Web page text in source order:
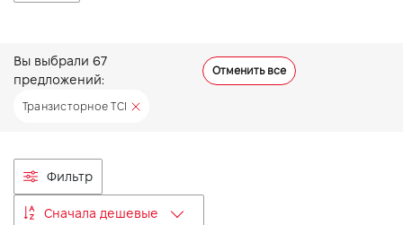
Вы выбрали 67
предложений:
Отменить все
Транзисторное TCI
Фильтр
Сначала дешевые
VIDI Карьера
Підпишись на наш канал та слідкуй за
акціями, послугами та новинками